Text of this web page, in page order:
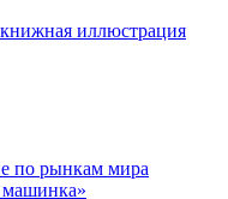
иллюстрация
по рынкам мира
машинка»